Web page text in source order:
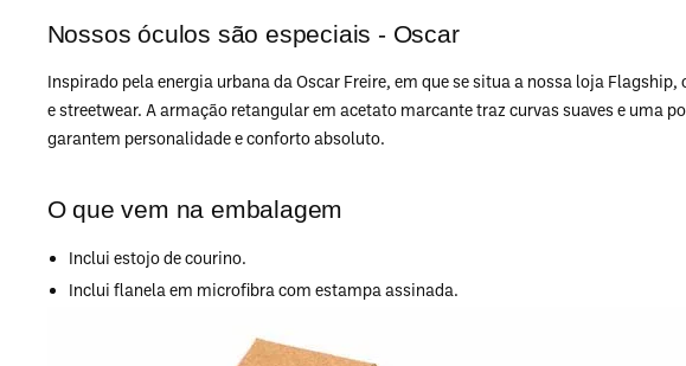
Nossos óculos são especiais - Oscar
Inspirado pela energia urbana da Oscar Freire, em que se situa a nossa loja
e streetwear. A armação retangular em acetato marcante traz curvas suaves e uma
garantem personalidade e conforto absoluto.
O que vem na embalagem
Inclui estojo de courino.
Inclui flanela em microfibra com estampa assinada.